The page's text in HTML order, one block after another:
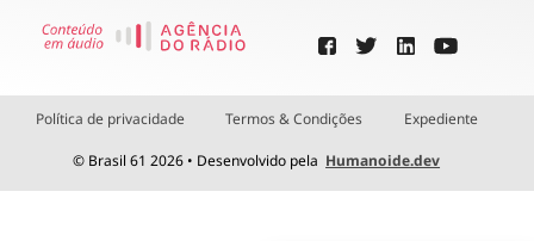
Política de privacidade Termos & Condições Expediente
© Brasil 61 2026 • Desenvolvido pela Humanoide.dev